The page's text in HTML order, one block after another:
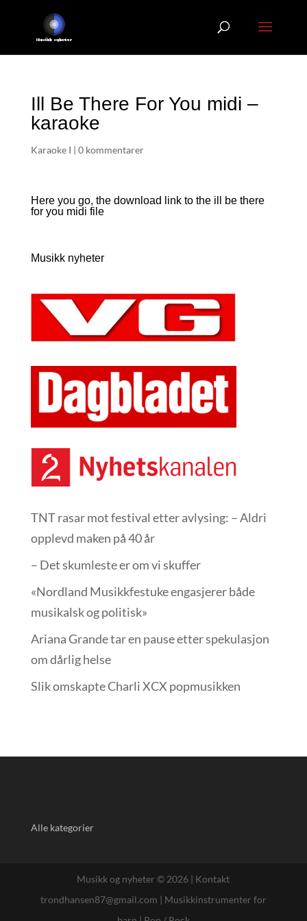
Ill Be There For You midi –
karaoke
Karaoke I | 0 kommentarer
Here you go, the download link to the ill be there
for you midi file
Musikk nyheter
TNT rasar mot festival etter avlysing: – Aldri
opplevd maken på 40 år
– Det skumleste er om vi skuffer
«Nordland Musikkfest­uke engasjerer både
musikalsk og politisk»
Ariana Grande tar en pause etter spekulasjon
om dårlig helse
Slik omskapte Charli XCX popmusikken
Alle kategorier
Musikk og nyheter © 2026 | Kontakt
trondhansen87@gmail.com | Musikkinstrumenter for